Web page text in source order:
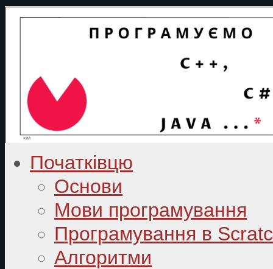
Початківцю
Основи
Мови програмування
Програмування в
Алгоритми